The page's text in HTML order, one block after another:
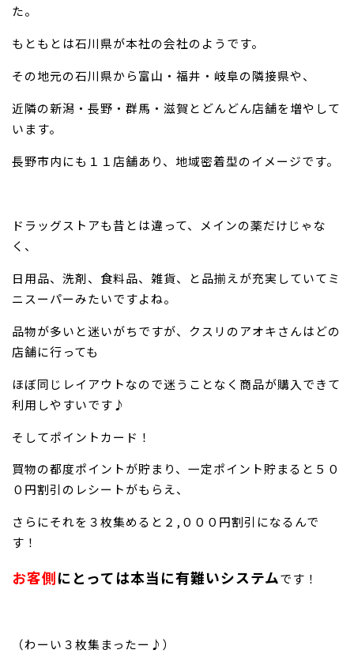
た。
もともとは石川県が本社の会社のようです。
その地元の石川県から富山・福井・岐阜の隣接県や、
近隣の新潟・長野・群馬・滋賀とどんどん店舗を増やして
います。
長野市内にも１１店舗あり、地域密着型のイメージです。
ドラッグストアも昔とは違って、メインの薬だけじゃな
く、
日用品、洗剤、食料品、雑貨、と品揃えが充実していてミ
ニスーパーみたいですよね。
品物が多いと迷いがちですが、クスリのアオキさんはどの
店舗に行っても
ほぼ同じレイアウトなので迷うことなく商品が購入できて
利用しやすいです♪
そしてポイントカード！
買物の都度ポイントが貯まり、一定ポイント貯まると５０
０円割引のレシートがもらえ、
さらにそれを３枚集めると２,０００円割引になるんで
す！
お客側にとっては本当に有難いシステムです！
（わーい３枚集まったー♪）